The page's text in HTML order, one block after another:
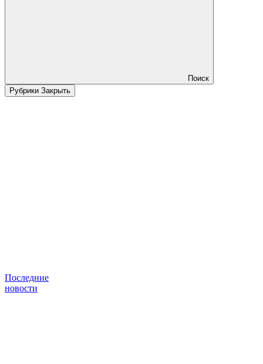
Поиск
Рубрики Закрыть
Последние
новости